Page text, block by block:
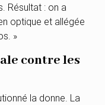
Résultat : on a
optique et allégée
»
contre les
la donne. La